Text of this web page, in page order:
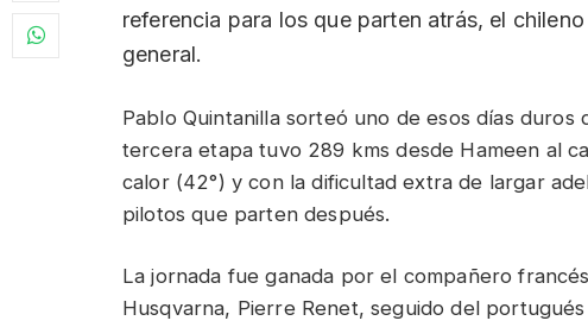
referencia para los que parten atrás, el
general.
Pablo Quintanilla sorteó uno de esos días
tercera etapa tuvo 289 kms desde Hameen al
calor (42°) y con la dificultad extra de largar
pilotos que parten después.
La jornada fue ganada por el compañero
Husqvarna, Pierre Renet, seguido del